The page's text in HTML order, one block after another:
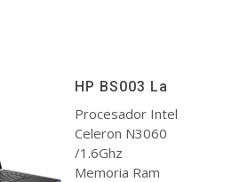
HP BS003 La
Procesador Intel
Celeron N3060
/1.6Ghz
Memoria Ram